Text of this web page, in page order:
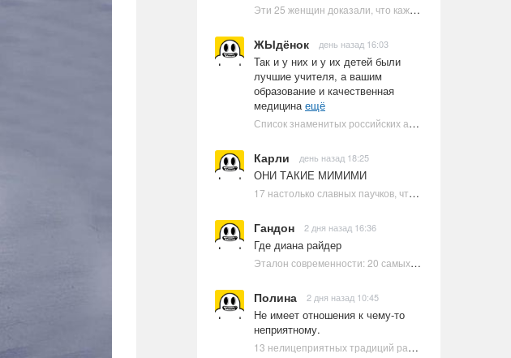
Эти 25 женщин доказали, что каждое тело имеет право быть в бикини
ЖЫдёнок день назад 16:03
Так и у них и у их детей были
лучшие учителя, а вашим
образование и качественная
медицинаещё
Список знаменитых российских артистов-евреев | Ультрамарин
Карли день назад 18:25
ОНИ ТАКИЕ МИМИМИ
17 настолько славных паучков, что даже у арахнофобов появится желание их погладить
Гандон 2 дня назад 16:36
Где диана райдер
Эталон современности: 20 самых красивых и привлекательных актрис Голливуда, по мнению Google | Ультрамарин
Полина 2 дня назад 10:45
Не имеет отношения к чему-то
неприятному.
13 нелицеприятных традиций разных стран, которые могут шокировать неподготовленного человека